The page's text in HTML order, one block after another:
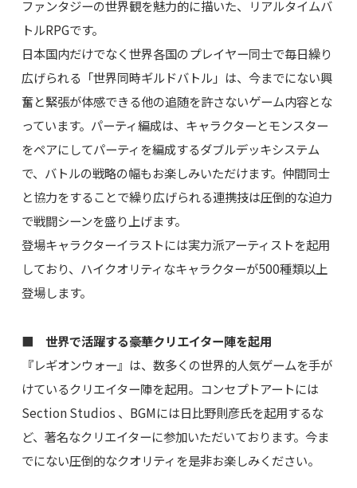
ファンタジーの世界観を魅力的に描いた、リアルタイムバ
トルRPGです。
日本国内だけでなく世界各国のプレイヤー同士で毎日繰り
広げられる「世界同時ギルドバトル」は、今までにない興
奮と緊張が体感できる他の追随を許さないゲーム内容とな
っています。パーティ編成は、キャラクターとモンスター
をペアにしてパーティを編成するダブルデッキシステム
で、バトルの戦略の幅もお楽しみいただけます。仲間同士
と協力をすることで繰り広げられる連携技は圧倒的な迫力
で戦闘シーンを盛り上げます。
登場キャラクターイラストには実力派アーティストを起用
しており、ハイクオリティなキャラクターが500種類以上
登場します。
■ 世界で活躍する豪華クリエイター陣を起用
『レギオンウォー』は、数多くの世界的人気ゲームを手が
けているクリエイター陣を起用。コンセプトアートには
Section Studios 、BGMには日比野則彦氏を起用するな
ど、著名なクリエイターに参加いただいております。今ま
でにない圧倒的なクオリティを是非お楽しみください。